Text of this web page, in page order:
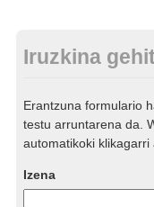
Iruzkina
Erantzuna formulario
testu arruntarena da.
automatikoki klikagarri
Izena